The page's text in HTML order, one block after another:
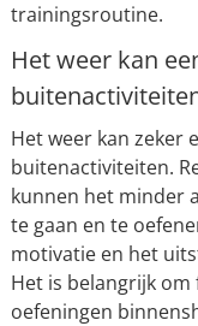
trainingsroutine.
Het weer kan
Het weer kan zeker
buitenactiviteiten.
kunnen het minder
te gaan en te
motivatie en het
Het is belangrijk
oefeningen